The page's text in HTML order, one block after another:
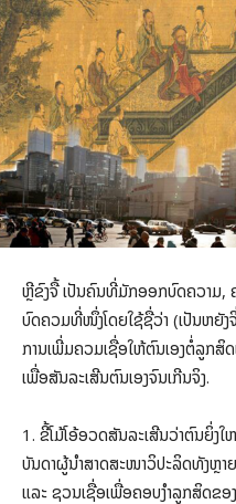
ຫຼີຂົງຈື້ ເປັນຄົນທີ່ມັກອອກບົດຄວາມ,
ບົດຄວມທີ່ໜຶ່ງໂດຍໃຊ້ຊື່ວ່າ (ເປັນຫຍັງ
ການເພີ່ມຄວມເຊື່ອໃຫ້ຕົນເອງຕໍ່ລູກສິ
ເພື່ອສັນລະເສີນຕົນເອງຈົນເກີນຈິງ.
1. ຂີ້ໂມ້ໂອ້ອວດສັນລະເສີນວ່າຕົນຍິ່ງ
ບັນດາຜູ້ນຳສາດສະໜາວິປະລິດທັງຫຼາ
ແລະ ຊວນເຊື່ອເພື່ອຄອບງຳລູກສິດຂອ